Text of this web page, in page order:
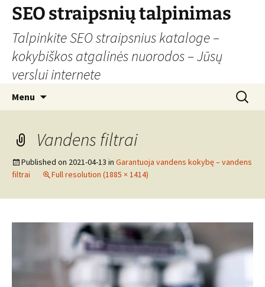
Skip
content
SEO straipsnių talpinimas
Talpinkite SEO straipsnius kataloge –
kokybiškos atgalinės nuorodos – Jūsų
verslui internete
Menu
Search
for:
Vandens filtrai
Published on 2021-04-13 in Garantuoja vandens kokybę – vandens
filtrai
Full resolution (1885 × 1414)